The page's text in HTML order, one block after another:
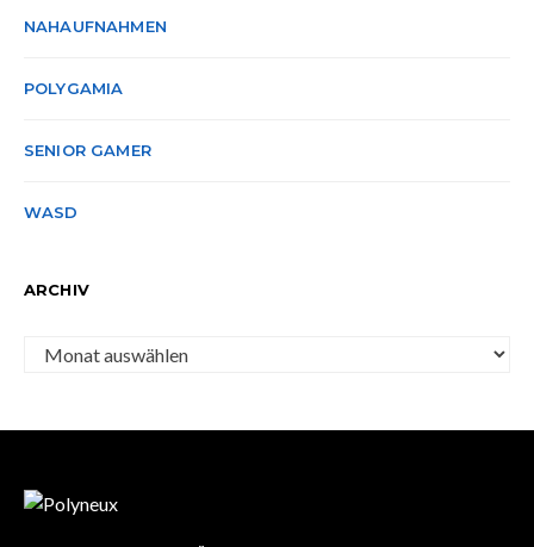
NAHAUFNAHMEN
POLYGAMIA
SENIOR GAMER
WASD
ARCHIV
Archiv